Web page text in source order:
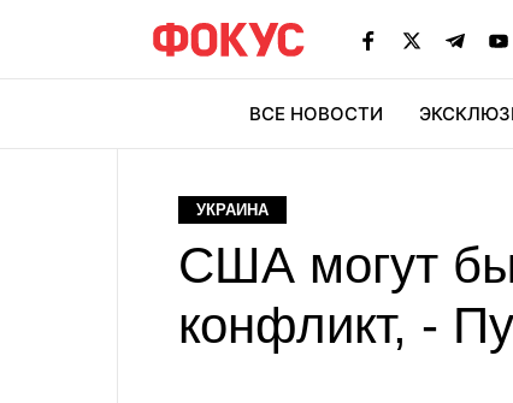
ВСЕ НОВОСТИ
УКРАИНА
США могут
конфликт, -